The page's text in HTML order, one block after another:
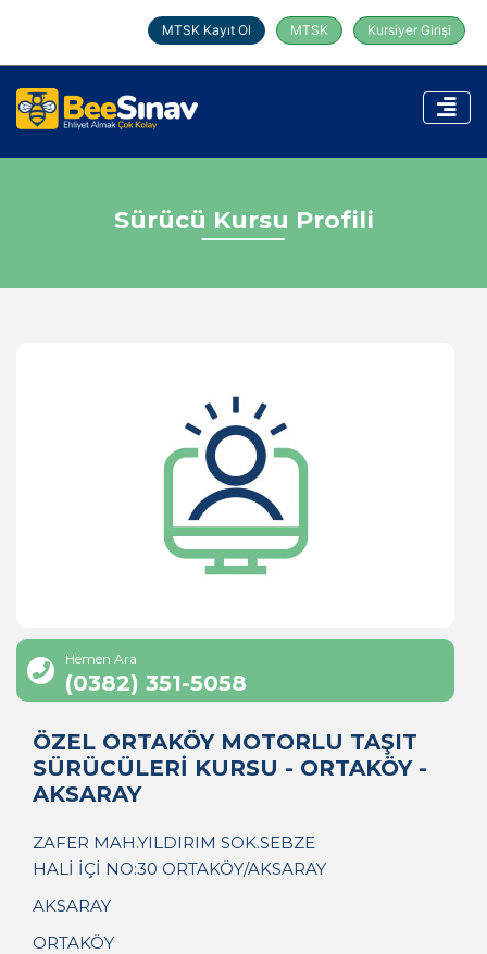
MTSK Kayıt Ol MTSK Kursiyer Girişi
Sürücü Kursu Profili
Hemen Ara
(0382) 351-5058
ÖZEL ORTAKÖY MOTORLU TAŞIT
SÜRÜCÜLERİ KURSU - ORTAKÖY -
AKSARAY
ZAFER MAH.YILDIRIM SOK.SEBZE
HALİ İÇİ NO:30 ORTAKÖY/AKSARAY
AKSARAY
ORTAKÖY